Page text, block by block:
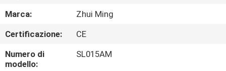
GIRO
DELLA
FABBRICA
Marca:
Zhui Ming
Certificazione:
CE
Numero di
modello:
SL015AM